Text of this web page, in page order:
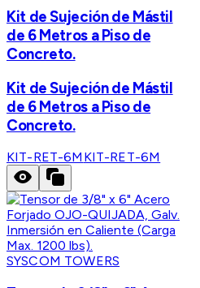
Kit de Sujeción de Mástil
de 6 Metros a Piso de
Concreto.
Kit de Sujeción de Mástil
de 6 Metros a Piso de
Concreto.
KIT-RET-6M KIT-RET-6M
SYSCOM TOWERS